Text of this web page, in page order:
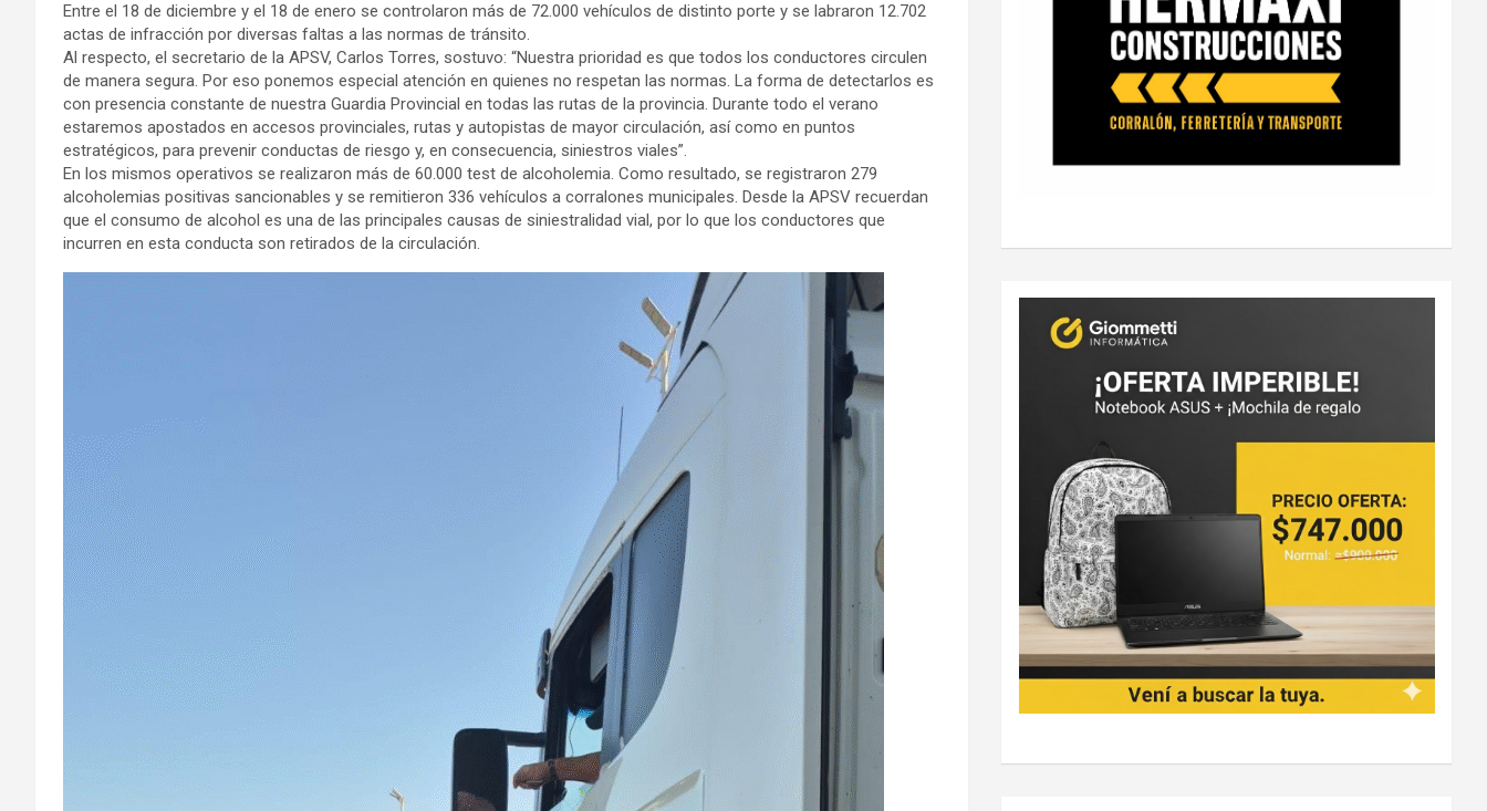
Entre el 18 de diciembre y el 18 de enero se controlaron más de 72.000 vehículos de distinto porte y se labraron 12.702
actas de infracción por diversas faltas a las normas de tránsito.
Al respecto, el secretario de la APSV, Carlos Torres, sostuvo: “Nuestra prioridad es que todos los conductores circulen
de manera segura. Por eso ponemos especial atención en quienes no respetan las normas. La forma de detectarlos es
con presencia constante de nuestra Guardia Provincial en todas las rutas de la provincia. Durante todo el verano
estaremos apostados en accesos provinciales, rutas y autopistas de mayor circulación, así como en puntos
estratégicos, para prevenir conductas de riesgo y, en consecuencia, siniestros viales”.
En los mismos operativos se realizaron más de 60.000 test de alcoholemia. Como resultado, se registraron 279
alcoholemias positivas sancionables y se remitieron 336 vehículos a corralones municipales. Desde la APSV recuerdan
que el consumo de alcohol es una de las principales causas de siniestralidad vial, por lo que los conductores que
incurren en esta conducta son retirados de la circulación.